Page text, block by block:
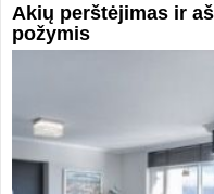
Akių perštėjimas ir
požymis